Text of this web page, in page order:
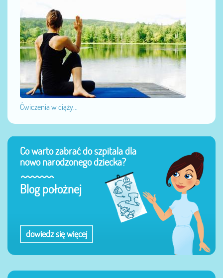
Ćwiczenia w ciąży...
Co warto zabrać do szpitala dla
nowo narodzonego dziecka?
Blog położnej
dowiedz się więcej